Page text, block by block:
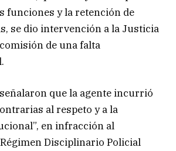
funciones y la retención de
se dio intervención a la Justicia
de una falta
que la agente incurrió
al respeto y a la
en infracción al
Disciplinario Policial